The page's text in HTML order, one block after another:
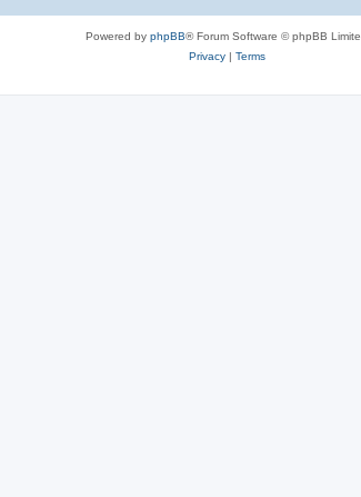
Powered by phpBB® Forum Software © phpBB
Privacy| Terms